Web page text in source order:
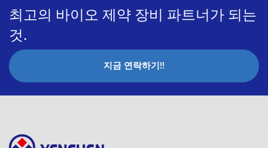
최고의 바이오 제약 장비 파트너가 되는
것.
지금 연락하기!!